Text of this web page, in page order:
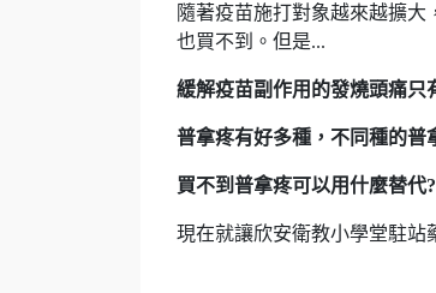
隨著疫苗施打對象越來越擴
也買不到。但是...
緩解疫苗副作用的發燒頭痛只
普拿疼有好多種，不同種的普
買不到普拿疼可以用什麼替代?
現在就讓欣安衛教小學堂駐站